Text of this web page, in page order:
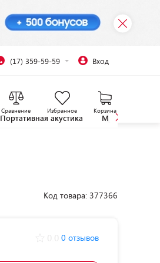
(17) 359-59-59 Вход
Сравнение Избранное Корзина
Портативная акустика
Код товара: 377366
0 отзывов